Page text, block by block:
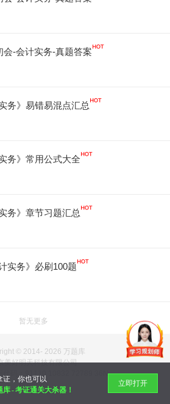
会-会计实务-真题答案
务》易错易混点汇总
务》常用公式大全
务》章节习题汇总
实务》必刷100题
暂无更多
© 2014- 2026 万题库
美好明天科技有限公司
代码：91110 10832 72789 36N
帮助中心
证，你也可以
库-考证通关大杀器！
立即打开